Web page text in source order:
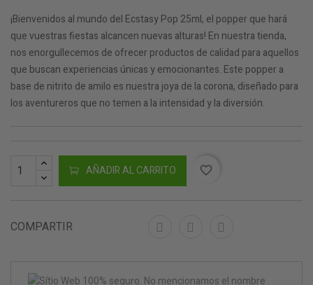
¡Bienvenidos al mundo del Ecstasy Pop 25ml, el popper que hará
que vuestras fiestas alcancen nuevas alturas! En nuestra tienda,
nos enorgullecemos de ofrecer productos de calidad para aquellos
que buscan experiencias únicas y emocionantes. Este popper a
base de nitrito de amilo es nuestra joya de la corona, diseñado para
los aventureros que no temen a la intensidad y la diversión.
AÑADIR AL CARRITO favorite_border
COMPARTIR